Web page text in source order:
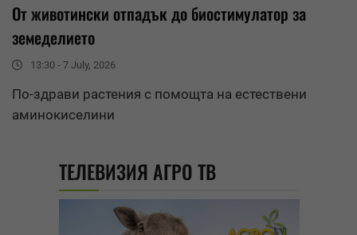
От животински отпадък до биостимулатор за
земеделието
13:30 - 7 July, 2026
По-здрави растения с помощта на естествени
аминокиселини
ТЕЛЕВИЗИЯ АГРО ТВ